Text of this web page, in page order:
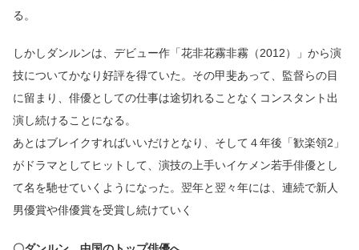
る。
しかしダンルンは、デビュー作「花非花霧非霧（2012）」から演
技についてかなり好評を得ていた。その甲斐あって、監督らの目
に留まり、俳優としての仕事は途切れることなくコンスタント出
演し続けることになる。
あとはブレイクすればいいだけとなり、そして４年後「歓楽領2」
がドラマとしてヒットして、演技の上手いイケメン若手俳優とし
て名を馳せていくようになった。翌年と翌々年には、連続で新人
男優賞や俳優賞を受賞し続けていく